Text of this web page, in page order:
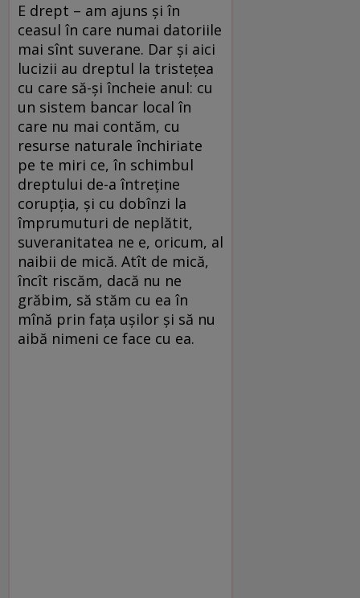
E drept – am ajuns şi în
ceasul în care numai datoriile
mai sînt suverane. Dar şi aici
lucizii au dreptul la tristeţea
cu care să-şi încheie anul: cu
un sistem bancar local în
care nu mai contăm, cu
resurse naturale închiriate
pe te miri ce, în schimbul
dreptului de-a întreţine
corupţia, şi cu dobînzi la
împrumuturi de neplătit,
suveranitatea ne e, oricum, al
naibii de mică. Atît de mică,
încît riscăm, dacă nu ne
grăbim, să stăm cu ea în
mînă prin faţa uşilor şi să nu
aibă nimeni ce face cu ea.